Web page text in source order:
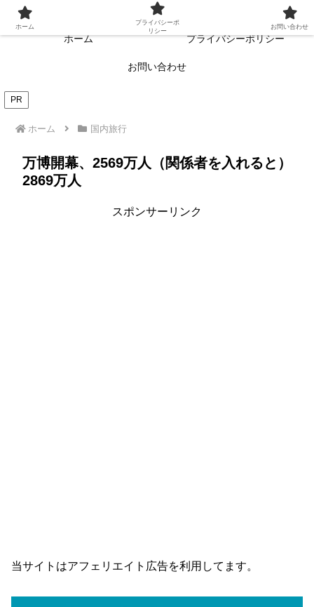
常に読者目線・読者ファーストを目指す!!
ホーム プライバシーポリシー
お問い合わせ
PR
ホーム 国内旅行
万博開幕、2569万人（関係者を入れると）
2869万人
スポンサーリンク
当サイトはアフェリエイト広告を利用してます。
ホーム
プライバシーポ
リシー
お問い合わせ